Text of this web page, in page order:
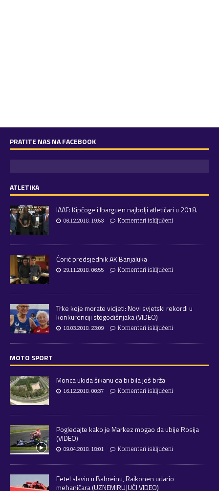
PRATITE NAS NA FACEBOOK
ATLETIKA
IAAF: Kipčoge i Ibarguen najbolji atletičari u 2018.
06.12.2018. 19:53 Komentari isključeni
Ćorić predsjednik AK Banjaluka
29.11.2018. 06:55 Komentari isključeni
Trke koje morate vidjeti: Novi svjetski rekordi u
konkurenciji stogodišnjaka (VIDEO)
18.03.2018. 23:09 Komentari isključeni
MOTO SPORT
Monca ukida šikanu da bi bila još brža
16.12.2018. 00:37 Komentari isključeni
Pogledajte kako je Markez mogao da ubije Rosija
(VIDEO)
09.04.2018. 18:01 Komentari isključeni
Fetel slavio u Bahreinu, Raikonen udario
mehaničara (UZNEMIRUJUĆI VIDEO)